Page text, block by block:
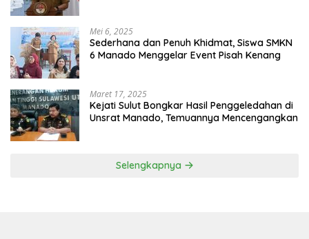
Mei 6, 2025
Sederhana dan Penuh Khidmat, Siswa SMKN
6 Manado Menggelar Event Pisah Kenang
Maret 17, 2025
Kejati Sulut Bongkar Hasil Penggeledahan di
Unsrat Manado, Temuannya Mencengangkan
Selengkapnya